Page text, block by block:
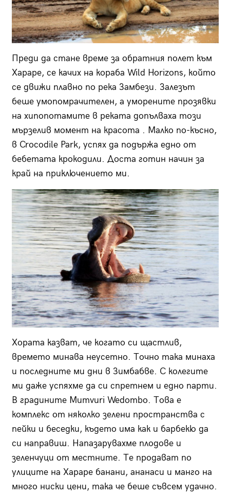
Преди да стане време за обратния полет към
Хараре, се качих на кораба Wild Horizons, който
се движи плавно по река Замбези. Залезът
беше умопомрачителен, а уморените прозявки
на хипопотамите в реката допълваха този
мързелив момент на красота . Малко по-късно,
в Crocodile Park, успях да подържа едно от
бебетата крокодили. Доста готин начин за
край на приключението ми.
Хората казват, че когато си щастлив,
времето минава неусетно. Точно така минаха
и последните ми дни в Зимбабве. С колегите
ми даже успяхме да си спретнем и едно парти.
В градините Mumvuri Wedombo. Това е
комплекс от няколко зелени пространства с
пейки и беседки, където има как и барбекю да
си направиш. Напазарувахме плодове и
зеленчуци от местните. Те продават по
улиците на Хараре банани, ананаси и манго на
много ниски цени, така че беше съвсем удачно.